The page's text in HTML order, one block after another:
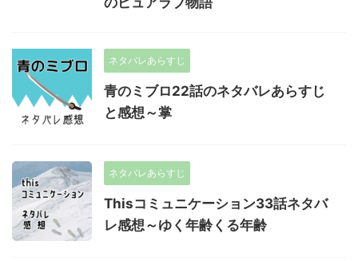
ネタバレあらすじ
青のミブロ22話のネタバレあらすじ
と感想～掌
ネタバレあらすじ
Thisコミュニケーション33話ネタバ
レ感想～ゆく年齢くる年齢